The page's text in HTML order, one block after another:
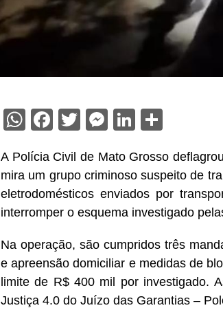
WhatsApp
Facebook
TwitterMessenger
LinkedIn
A Polícia Civil de Mato Grosso
mira um grupo criminoso suspeito de
eletrodomésticos enviados por
interromper o esquema investigado
Na operação, são cumpridos três
e apreensão domiciliar e medidas de
limite de R$ 400 mil por investigado.
Justiça 4.0 do Juízo das Garantias –